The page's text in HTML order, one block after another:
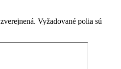
Vyžadované polia sú